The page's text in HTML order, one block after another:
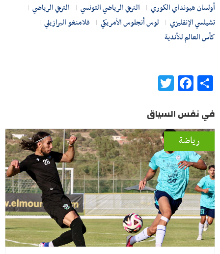
أولسان هيونداي الكوري
الترجي الرياضي التونسي
الترجي الرياضي
تشيلسي الإنقليزي
لوس أنجلوس الأمريكي
فلامنغو البرازيلي
كأس العالم للأندية
Share
Facebook
في نفس السياق
رياضة